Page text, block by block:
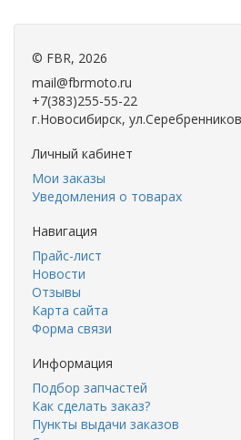
© FBR, 2026
mail@fbrmoto.ru
+7(383)255-55-22
г.Новосибирск,
Личный кабинет
Мои заказы
Уведомления о товарах
Навигация
Прайс-лист
Новости
Отзывы
Карта сайта
Форма связи
Информация
Подбор запчастей
Как сделать заказ?
Пункты выдачи заказов